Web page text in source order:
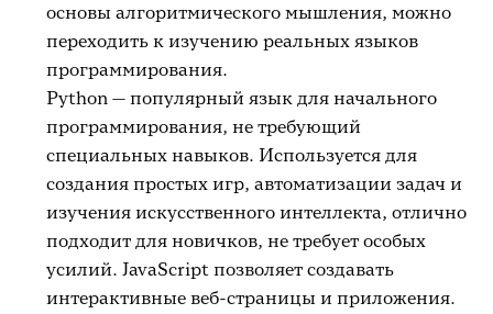
основы алгоритмического мышления, можно
переходить к изучению реальных языков
программирования.
Python — популярный язык для начального
программирования, не требующий
специальных навыков. Используется для
создания простых игр, автоматизации задач и
изучения искусственного интеллекта, отлично
подходит для новичков, не требует особых
усилий. JavaScript позволяет создавать
интерактивные веб-страницы и приложения.